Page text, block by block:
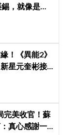
，就像是浪
！《異能2》
星元奎彬接
完美收官！蘇
真心感謝一